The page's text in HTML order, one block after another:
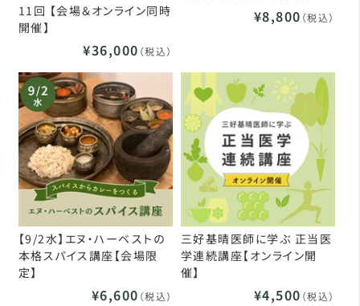
11回 【会場＆オンライン同時
開催】
¥36,000 （税込）
¥8,800 （税込）
【9/2水】エヌ・ハーベストの
本格スパイス講座【会場限
定】
¥6,600 （税込）
三好基晴医師に学ぶ 正当医
学連続講座【オンライン開
催】
¥4,500 （税込）